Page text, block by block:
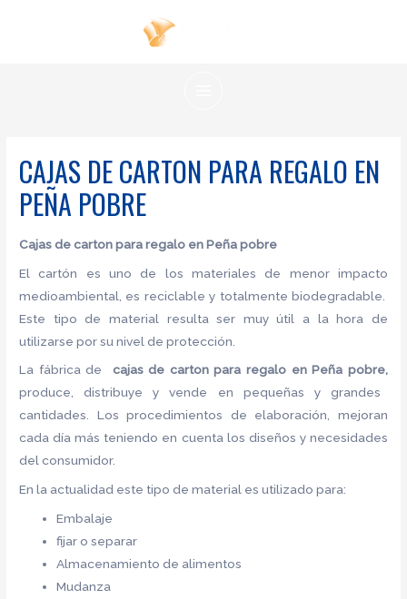
CAJAS DE CARTON PARA REGALO EN
PEÑA POBRE
Cajas de carton para regalo en Peña pobre
El cartón es uno de los materiales de menor impacto
medioambiental, es reciclable y totalmente biodegradable.
Este tipo de material resulta ser muy útil a la hora de
utilizarse por su nivel de protección.
La fábrica de cajas de carton para regalo en Peña pobre,
produce, distribuye y vende en pequeñas y grandes
cantidades. Los procedimientos de elaboración, mejoran
cada día más teniendo en cuenta los diseños y necesidades
del consumidor.
En la actualidad este tipo de material es utilizado para:
Embalaje
fijar o separar
Almacenamiento de alimentos
Mudanza